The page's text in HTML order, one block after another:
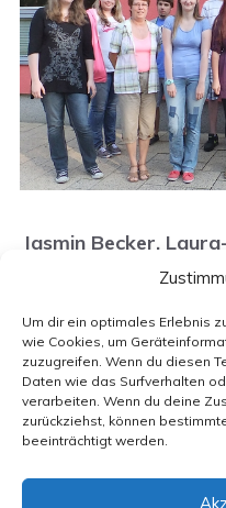
Um dir ein optimales Erlebnis
wie Cookies, um
zuzugreifen. Wenn du diesen
Daten wie das Surfverhalten
verarbeiten. Wenn du deine
zurückziehst, können
beeinträchtigt werden.
Jasmin Becker,
Nadine
Niklas Anterhaus,
Jordan